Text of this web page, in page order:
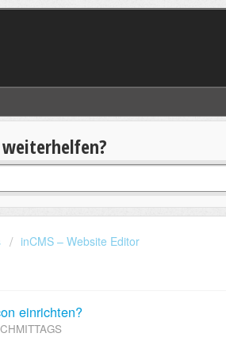
inCMS – Website Editor
einrichten?